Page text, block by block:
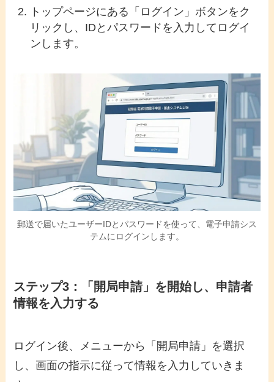
トップページにある「ログイン」ボタンをク
リックし、IDとパスワードを入力してログイ
ンします。
郵送で届いたユーザーIDとパスワードを使って、電子申請シス
テムにログインします。
ステップ3：「開局申請」を開始し、申請者
情報を入力する
ログイン後、メニューから「開局申請」を選択
し、画面の指示に従って情報を入力していきま